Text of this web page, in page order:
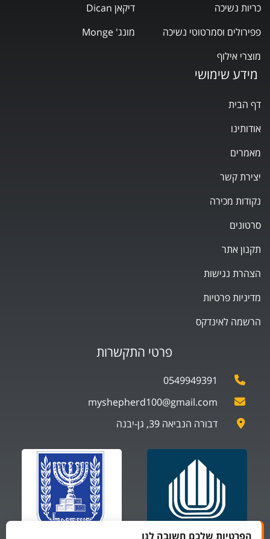
פרטי התקשרות
0549949391
myshepherd100@gmail.com
דבורה הנביאה 39, גן-יבנה
מידע שימושי
דף הבית
אודותינו
מאמרים
יצירת קשר
נקודות מכירה
סרטונים
תקנון אתר
הצהרת נגישות
מדיניות פרטיות
הרשמה לאינדקס
דיקאן Dican
מונג' Monge
כריות נשיכה
פפירולים וסמרטוטי נשיכה
מוצרי אילוף
הפרטיות שלכם חשובה לנו